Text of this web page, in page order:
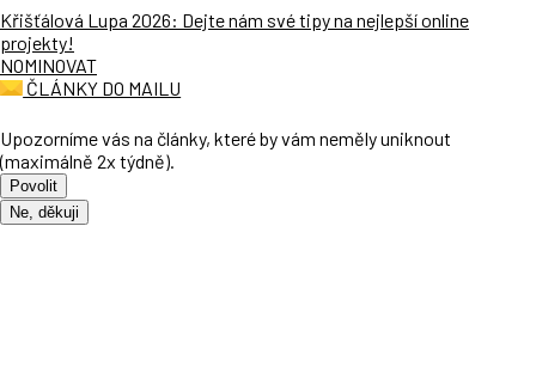
Křišťálová Lupa 2026: Dejte nám své tipy na nejlepší online
projekty!
NOMINOVAT
ČLÁNKY DO MAILU
Upozorníme vás na články, které by vám neměly uniknout
(maximálně 2x týdně).
Povolit
Ne, děkuji